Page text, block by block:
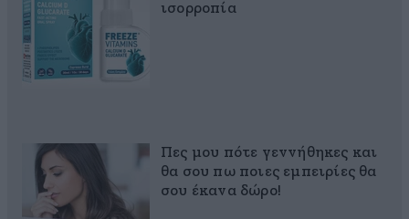
ισορροπία
Πες μου πότε γεννήθηκες και
θα σου πω ποιες εμπειρίες θα
σου έκανα δώρο!